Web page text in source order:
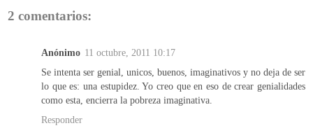
2 comentarios:
Anónimo 11 octubre, 2011 10:17
Se intenta ser genial, unicos, buenos, imaginativos y no deja de ser
lo que es: una estupidez. Yo creo que en eso de crear genialidades
como esta, encierra la pobreza imaginativa.
Responder